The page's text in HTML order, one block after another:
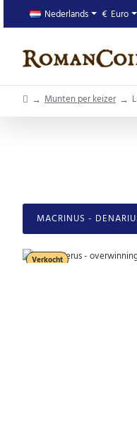
Nederlands € Euro
homeMunten per keizer
MACRINUS -
Verkocht